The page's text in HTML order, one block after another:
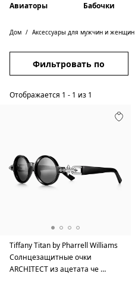
Авиаторы Бабочки
Дом Аксессуары для мужчин и женщин
Фильтровать по
Отображается 1 - 1 из 1
Tiffany Titan by Pharrell Williams
Солнцезащитные очки
ARCHITECT из ацетата че …